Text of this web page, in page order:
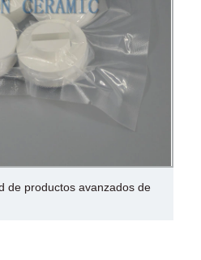
de productos avanzados de